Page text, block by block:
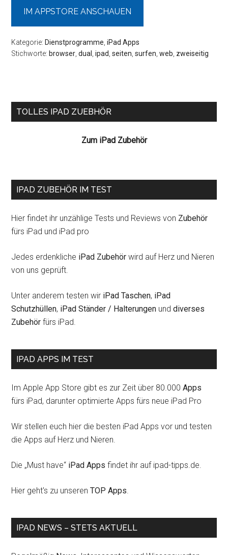
IM APPSTORE ANSCHAUEN
Kategorie: Dienstprogramme ,iPad Apps
Stichworte: browser ,dual ,ipad ,seiten ,surfen ,web zweiseitig
Seitenspalte
TOLLES IPAD ZUEBHÖR
Zum iPad Zubehör
IPAD ZUBEHÖR IM TEST
Hier findet ihr unzählige Tests und Reviews von Zubehör
fürs iPad und iPad pro
Jedes erdenkliche iPad Zubehör wird auf Herz und Nieren
von uns geprüft.
Unter anderem testen wir iPad Taschen, iPad
Schutzhüllen, iPad Ständer / Halterungen unddiverses
Zubehör fürs iPad.
IPAD APPS IM TEST
Im Apple App Store gibt es zur Zeit über 80.000Apps
fürs iPad, darunter optimierte Apps fürs neue iPad Pro
Wir stellen euch hier die besten iPad Apps vor und testen
die Apps auf Herz und Nieren.
Die „Must have“ iPad Apps findet ihr auf ipad-tipps.de.
Hier geht's zu unserenTOP Apps.
IPAD NEWS – STETS AKTUELL